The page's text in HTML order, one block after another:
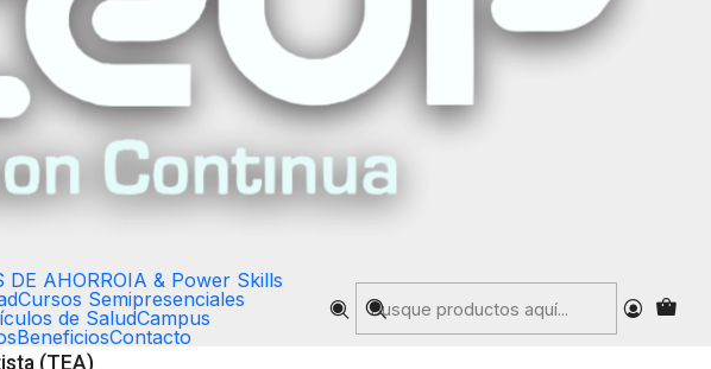
DE AHORROIA & Power Skills
Cursos Semipresenciales
de SaludCampus
BeneficiosContacto
al carro
ahora
ahora
(TEA)